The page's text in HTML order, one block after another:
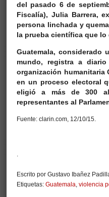
del pasado 6 de
Fiscalía), Julia Barrera,
persona linchada y
la prueba científica que lo
Guatemala, considerado
mundo, registra a
organización humanitaria
en un proceso electoral
eligió a más de 300
representantes al
Fuente: clarin.com, 12/10/15.
.
Escrito por Gustavo Ibañez
Etiquetas: Guatemala, violencia